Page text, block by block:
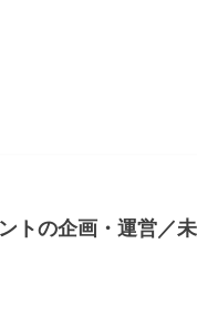
トの企画・運営／